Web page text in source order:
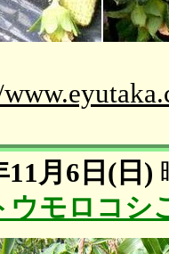
11月6日(日)
ウモロコシ